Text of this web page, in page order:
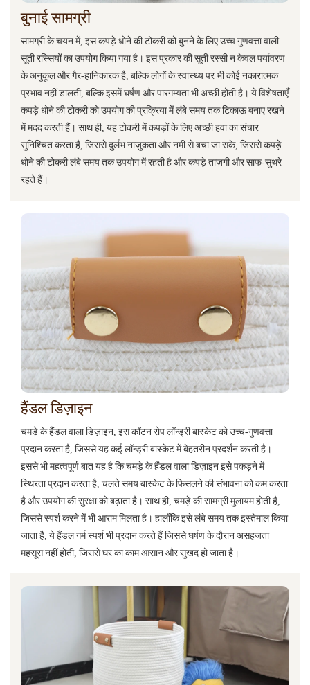
बुनाई सामग्री
सामग्री के चयन में, इस कपड़े धोने की टोकरी को बुनने के लिए उच्च गुणवत्ता वाली
सूती रस्सियों का उपयोग किया गया है। इस प्रकार की सूती रस्सी न केवल पर्यावरण
के अनुकूल और गैर-हानिकारक है, बल्कि लोगों के स्वास्थ्य पर भी कोई नकारात्मक
प्रभाव नहीं डालती, बल्कि इसमें घर्षण और पारगम्यता भी अच्छी होती है। ये विशेषताएँ
कपड़े धोने की टोकरी को उपयोग की प्रक्रिया में लंबे समय तक टिकाऊ बनाए रखने
में मदद करती हैं। साथ ही, यह टोकरी में कपड़ों के लिए अच्छी हवा का संचार
सुनिश्चित करता है, जिससे दुर्लभ नाजुकता और नमी से बचा जा सके, जिससे कपड़े
धोने की टोकरी लंबे समय तक उपयोग में रहती है और कपड़े ताज़गी और साफ-सुथरे
रहते हैं।
हैंडल डिज़ाइन
चमड़े के हैंडल वाला डिज़ाइन, इस कॉटन रोप लॉन्ड्री बास्केट को उच्च-गुणवत्ता
प्रदान करता है, जिससे यह कई लॉन्ड्री बास्केट में बेहतरीन प्रदर्शन करती है।
इससे भी महत्वपूर्ण बात यह है कि चमड़े के हैंडल वाला डिज़ाइन इसे पकड़ने में
स्थिरता प्रदान करता है, चलते समय बास्केट के फिसलने की संभावना को कम करता
है और उपयोग की सुरक्षा को बढ़ाता है। साथ ही, चमड़े की सामग्री मुलायम होती है,
जिससे स्पर्श करने में भी आराम मिलता है। हालाँकि इसे लंबे समय तक इस्तेमाल किया
जाता है, ये हैंडल गर्म स्पर्श भी प्रदान करते हैं जिससे घर्षण के दौरान असहजता
महसूस नहीं होती, जिससे घर का काम आसान और सुखद हो जाता है।